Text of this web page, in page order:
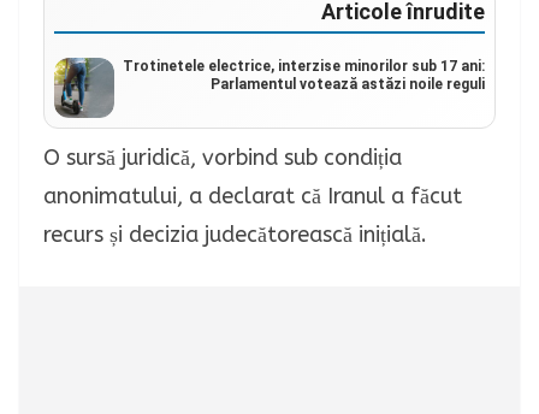
Articole înrudite
Trotinetele electrice, interzise minorilor sub 17 ani:
Parlamentul votează astăzi noile reguli
O sursă juridică, vorbind sub condiția
anonimatului, a declarat că Iranul a făcut
recurs și decizia judecătorească inițială.